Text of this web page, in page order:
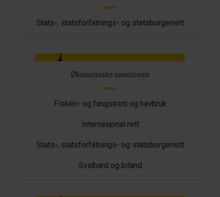
Stats-, statsforfatnings- og statsborgerrett
Økonomiske soneloven
Fiskeri- og fangstrett og havbruk
Internasjonal rett
Stats-, statsforfatnings- og statsborgerrett
Svalbard og biland